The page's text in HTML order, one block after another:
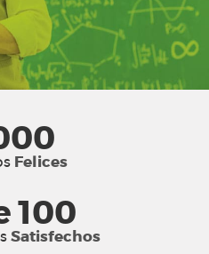
del acudiente.
Felices
100
Satisfechos